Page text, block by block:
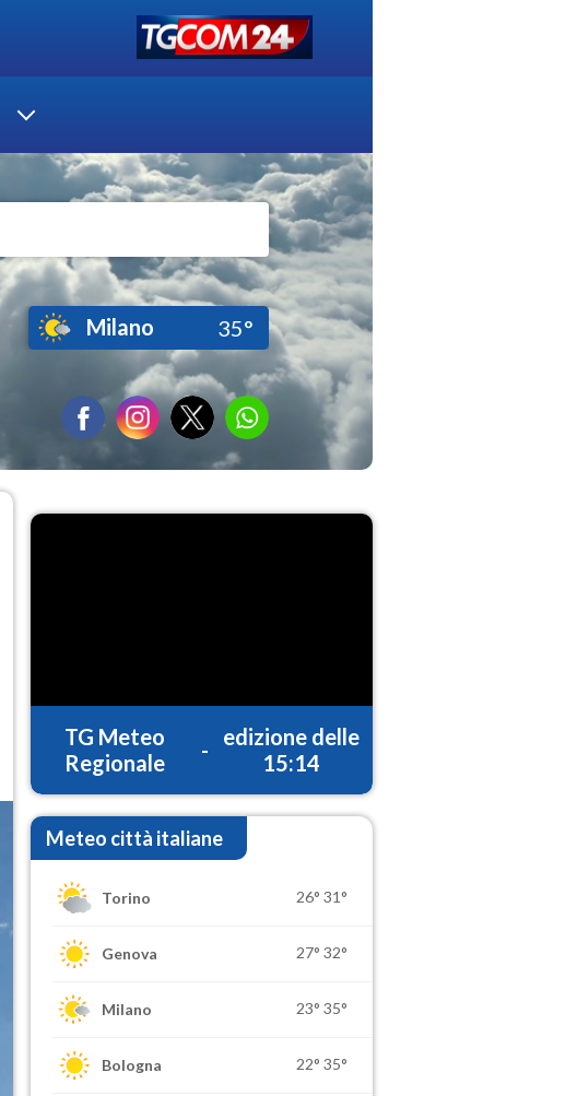
Milano 35°
TG Meteo
Regionale
-
edizione delle
15:14
Meteo città italiane
Torino 26° 31°
Genova 27° 32°
Milano 23° 35°
Bologna 22° 35°